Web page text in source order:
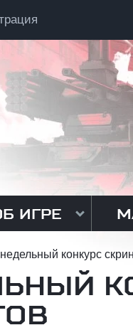
ИГРЕ
конкурс